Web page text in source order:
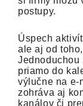
postupy.
Úspech
ale aj od
Jednoduchou
priamo do
výlučne na e-
zohráva aj
kanálov či